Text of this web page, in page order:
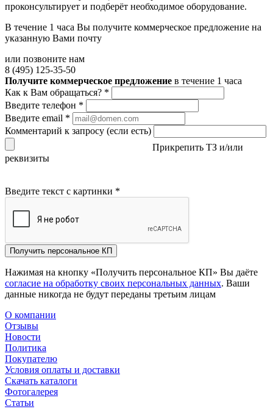
проконсультирует и подберёт необходимое оборудование.
В течение 1 часа Вы получите коммерческое предложение на
указанную Вами почту
или позвоните нам
8 (495) 125-35-50
Получите коммерческое предложение в течение 1 часа
Как к Вам обращаться? *
Введите телефон *
Введите email *
Комментарий к запросу (если есть)
Прикрепить ТЗ и/или
реквизиты
Введите текст с картинки *
Получить персональное КП
Нажимая на кнопку «Получить персональное КП» Вы даёте
согласие на обработку своих персональных данных. Ваши
данные никогда не будут переданы третьим лицам
О компании
Отзывы
Новости
Политика
Покупателю
Условия оплаты и доставки
Скачать каталоги
Фотогалерея
Статьи